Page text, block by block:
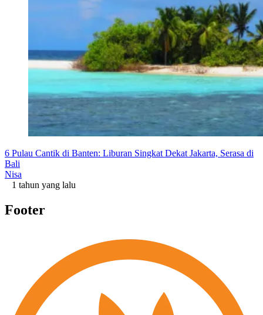
6 Pulau Cantik di Banten: Liburan Singkat Dekat Jakarta, Serasa di
Bali
Nisa
1 tahun yang lalu
Footer